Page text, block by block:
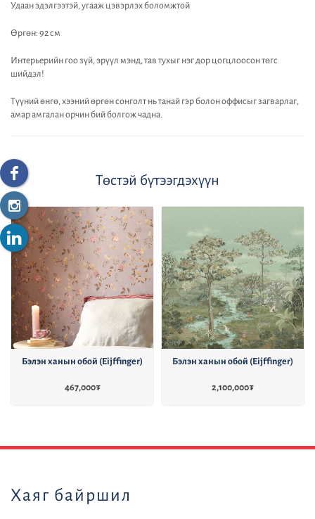
Удаан эдэлгээтэй, угааж цэвэрлэх боломжтой
Өргөн: 92 см
Интерьерийн гоо зүй, эрүүл мэнд, тав тухыг нэг дор цогцлоосон төгс
шийдэл!
Түүний өнгө, хээний өргөн сонголт нь танай гэр болон оффисыг загварлаг,
амар амгалан орчин бий болгож чадна.
Төстэй бүтээгдэхүүн
Бэлэн ханын обой (Eijffinger)
467,000₮
Бэлэн ханын обой (Eijffinger)
2,100,000₮
Хаяг байршил